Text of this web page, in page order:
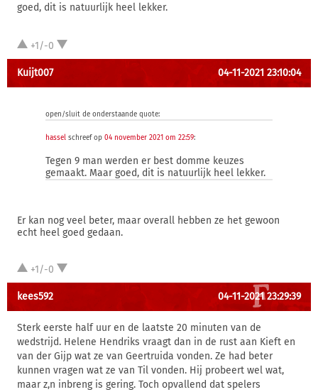
goed, dit is natuurlijk heel lekker.
+1/-0
Kuijt007 04-11-2021 23:10:04
open/sluit de onderstaande quote:
hassel schreef op 04 november 2021 om 22:59:
Tegen 9 man werden er best domme keuzes
gemaakt. Maar goed, dit is natuurlijk heel lekker.
Er kan nog veel beter, maar overall hebben ze het gewoon
echt heel goed gedaan.
+1/-0
kees592 04-11-2021 23:29:39
Sterk eerste half uur en de laatste 20 minuten van de
wedstrijd. Helene Hendriks vraagt dan in de rust aan Kieft en
van der Gijp wat ze van Geertruida vonden. Ze had beter
kunnen vragen wat ze van Til vonden. Hij probeert wel wat,
maar z,n inbreng is gering. Toch opvallend dat spelers